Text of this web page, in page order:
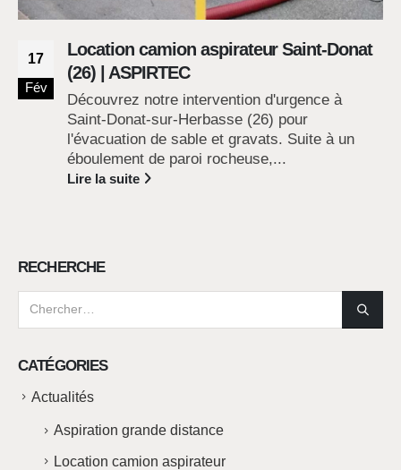
17
Fév
Location camion aspirateur Saint-Donat
(26) | ASPIRTEC
Découvrez notre intervention d'urgence à
Saint-Donat-sur-Herbasse (26) pour
l'évacuation de sable et gravats. Suite à un
éboulement de paroi rocheuse,...
Lire la suite
RECHERCHE
CATÉGORIES
Actualités
Aspiration grande distance
Location camion aspirateur